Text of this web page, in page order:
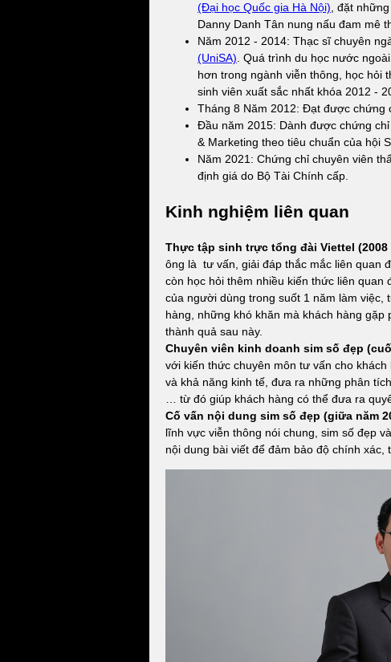
(Đại học Quốc gia Hà Nội), đặt
Danny Danh Tân nung nấu đam mê
Năm 2012 - 2014: Thạc sĩ chuyên
(UniSA). Quá trình du học nước
hơn trong ngành viễn thông, học hỏi
sinh viên xuất sắc nhất khóa 2012 -
Tháng 8 Năm 2012: Đạt được chứng
Đầu năm 2015: Dành được chứng
& Marketing theo tiêu chuẩn của hội
Năm 2021: Chứng chỉ chuyên viên
định giá do Bộ Tài Chính cấp.
Kinh nghiệm liên quan
Thực tập sinh trực tổng đài Viettel (2008
ông là tư vấn, giải đáp thắc mắc liên quan
còn học hỏi thêm nhiều kiến thức liên quan
của người dùng trong suốt 1 năm làm việc,
hàng, những khó khăn mà khách hàng
thành quả sau này.
Chuyên viên kinh doanh sim số đẹp
với kiến thức chuyên môn tư vấn cho
và khả năng kinh tế, đưa ra những phân
… từ đó giúp khách hàng có thể đưa ra
Cố vấn nội dung sim số đẹp (giữa năm
lĩnh vực viễn thông nói chung, sim số đẹp
nội dung bài viết để đảm bảo độ chính xác,